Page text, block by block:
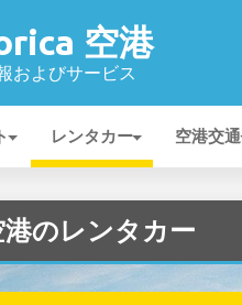
空港
およびサービス
レンタカー 空港交通
のレンタカー